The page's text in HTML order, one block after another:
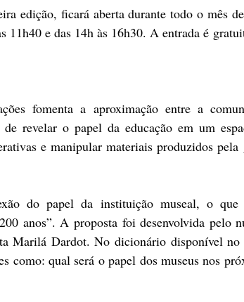
edição, ficará aberta durante todo o mês
11h40 e das 14h às 16h30. A entrada é
fomenta a aproximação entre a
revelar o papel da educação em um
e manipular materiais produzidos pela
do papel da instituição museal, o
anos”. A proposta foi desenvolvida pelo
Marilá Dardot. No dicionário disponível
como: qual será o papel dos museus nos